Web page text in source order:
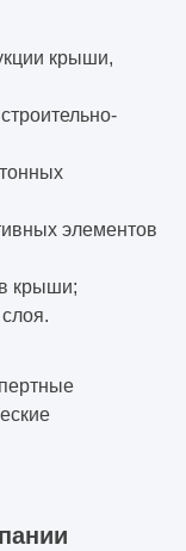
крыши,
элементов
крыши;